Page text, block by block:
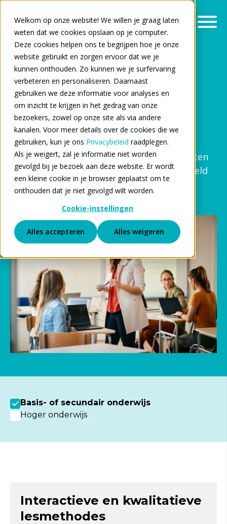
Welkom op onze website! We willen je graag laten
weten dat we cookies opslaan op je computer.
Deze cookies helpen ons te begrijpen hoe je onze
website gebruikt en zorgen ervoor dat we je
kunnen onthouden. Zo kunnen we je surfervaring
verbeteren en personaliseren. Daarnaast
gebruiken we deze informatie voor analyses en
om inzicht te krijgen in het gedrag van onze
bezoekers, zowel op onze site als via andere
kanalen. Voor meer details over de cookies die we
gebruiken, kun je ons Privacybeleid raadplegen.
Als je weigert, zal je informatie niet worden
gevolgd bij je bezoek aan deze website. Er wordt
een kleine cookie in je browser geplaatst om te
onthouden dat je niet gevolgd wilt worden.
Cookie-instellingen
Alles accepteren Alles weigeren
Ik ben leerkracht in het
basis of secundair
onderwijs
Alles wat je nodig hebt om je werk te
vereenvoudigen en je leerlingen of studenten
optimaal te ondersteunen, handig verzameld
op één centrale plek.
Basis- of secundair onderwijs
Hoger onderwijs
Interactieve en kwalitatieve
lesmethodes